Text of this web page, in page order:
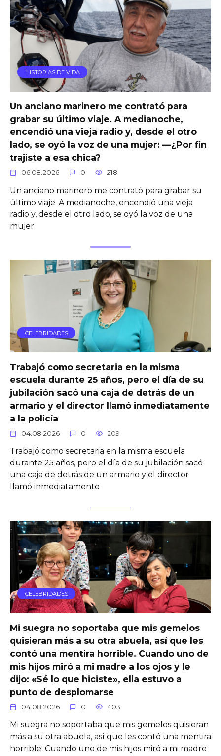
HISTORIAS DE VIDA
Un anciano marinero me contrató para
grabar su último viaje. A medianoche,
encendió una vieja radio y, desde el otro
lado, se oyó la voz de una mujer: —¿Por fin
trajiste a esa chica?
06.08.2026 0 218
Un anciano marinero me contrató para grabar su
último viaje. A medianoche, encendió una vieja
radio y, desde el otro lado, se oyó la voz de una
mujer
CELEBRIDADES
Trabajó como secretaria en la misma
escuela durante 25 años, pero el día de su
jubilación sacó una caja de detrás de un
armario y el director llamó inmediatamente
a la policía
04.08.2026 0 209
Trabajó como secretaria en la misma escuela
durante 25 años, pero el día de su jubilación sacó
una caja de detrás de un armario y el director
llamó inmediatamente
CELEBRIDADES
Mi suegra no soportaba que mis gemelos
quisieran más a su otra abuela, así que les
contó una mentira horrible. Cuando uno de
mis hijos miró a mi madre a los ojos y le
dijo: «Sé lo que hiciste», ella estuvo a
punto de desplomarse
04.08.2026 0 403
Mi suegra no soportaba que mis gemelos quisieran
más a su otra abuela, así que les contó una mentira
horrible. Cuando uno de mis hijos miró a mi madre